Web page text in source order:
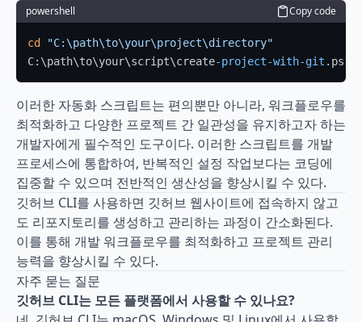
powershell Copy code
cd
"C:\path\to\your\project\directory"
C:\path\to\your\script\create-project-with-git .ps1
이러한 자동화 스크립트는 편의뿐만 아니라, 워크플로우를
최적화하고 다양한 프로젝트 간 일관성을 유지하고자 하는
개발자에게 필수적인 도구이다. 이러한 스크립트를 개발
프로세스에 통합하여, 반복적인 설정 작업보다는 코딩에
집중할 수 있으며 전반적인 생산성을 향상시킬 수 있다.
깃허브 CLI를 사용하면 깃허브 웹사이트에 접속하지 않고
도 리포지토리를 생성하고 관리하는 과정이 간소화된다.
이를 통해 개발 워크플로우를 최적화하고 프로젝트 관리
능력을 향상시킬 수 있다.
자주 묻는 질문
깃허브 CLI는 모든 플랫폼에서 사용할 수 있나요?